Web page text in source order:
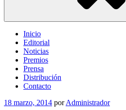
Inicio
Editorial
Noticias
Premios
Prensa
Distribución
Contacto
Publicado
18 marzo, 2014 porAdministrador